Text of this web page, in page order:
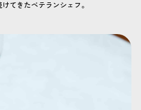
てきたベテランシェフ。